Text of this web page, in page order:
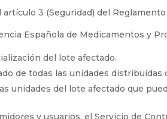
3 (Seguridad) del Reglamento
Española de Medicamentos y
del lote afectado.
de todas las unidades distribuidas
unidades del lote afectado que
y usuarios, el Servicio de